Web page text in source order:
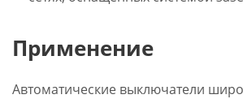
Применение
Автоматические выключатели